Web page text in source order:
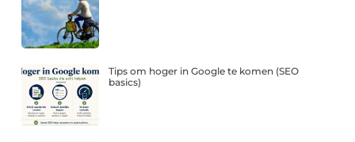
Tips om hoger in Google te komen (SEO
basics)